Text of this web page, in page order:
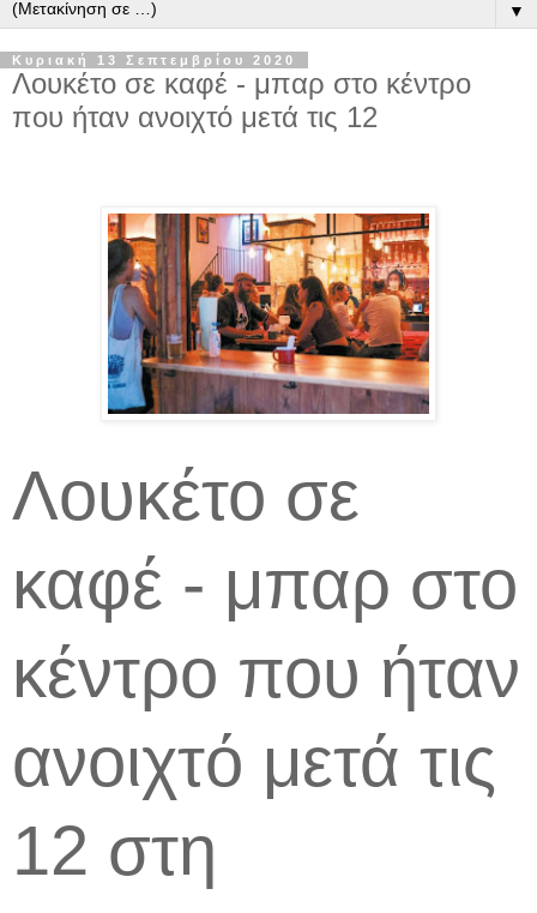
▼
Κυριακή 13 Σεπτεμβρίου 2020
Λουκέτο σε καφέ - μπαρ στο κέντρο
που ήταν ανοιχτό μετά τις 12
Λουκέτο σε
καφέ - μπαρ στο
κέντρο που ήταν
ανοιχτό μετά τις
12 στη